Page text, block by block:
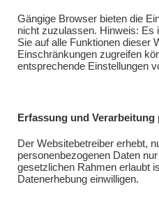
Gängige Browser bieten die
nicht zuzulassen. Hinweis: Es
Sie auf alle Funktionen dieser
Einschränkungen zugreifen
entsprechende Einstellungen
Erfassung und
Der Websitebetreiber erhebt,
personenbezogenen Daten
gesetzlichen Rahmen erlaubt
Datenerhebung einwilligen.